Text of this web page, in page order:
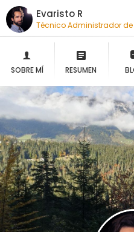
Evaristo R
Técnico Administrador
SOBRE MÍ RESUMEN